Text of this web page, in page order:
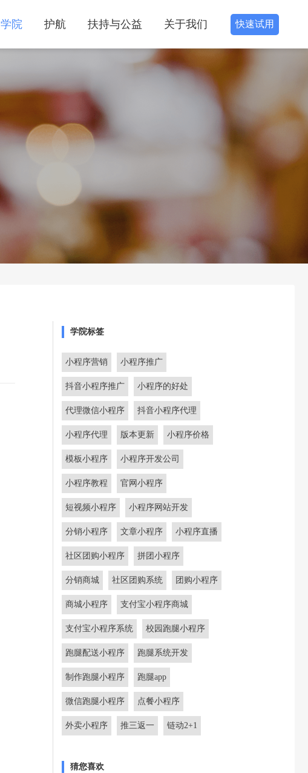
学院 护航 扶持与公益 关于我们 快速试用
学院标签
小程序营销 小程序推广
抖音小程序推广 小程序的好处
代理微信小程序 抖音小程序代理
小程序代理 版本更新 小程序价格
模板小程序 小程序开发公司
小程序教程 官网小程序
短视频小程序 小程序网站开发
分销小程序 文章小程序 小程序直播
社区团购小程序 拼团小程序
分销商城 社区团购系统 团购小程序
商城小程序 支付宝小程序商城
支付宝小程序系统 校园跑腿小程序
跑腿配送小程序 跑腿系统开发
制作跑腿小程序 跑腿app
微信跑腿小程序 点餐小程序
外卖小程序 推三返一 链动2+1
猜您喜欢